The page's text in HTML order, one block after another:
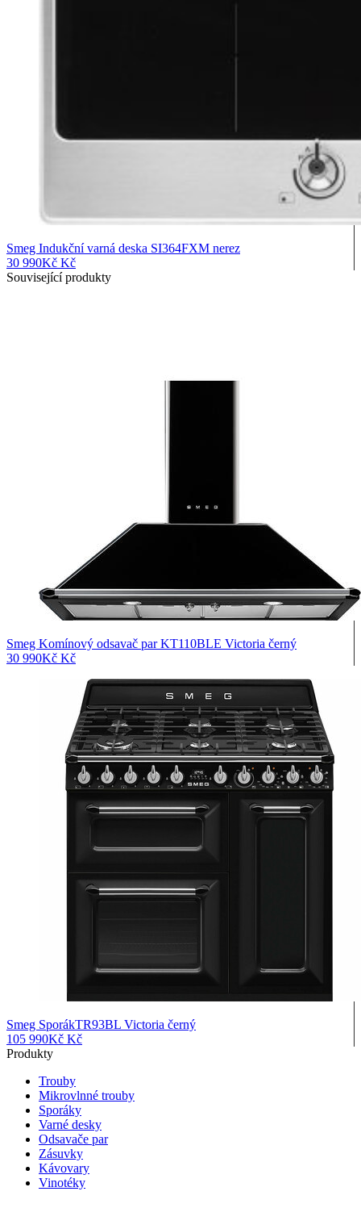
Smeg Indukční varná deska SI364FXM nerez
30 990Kč Kč
Související produkty
Smeg Komínový odsavač par KT110BLE Victoria černý
30 990Kč Kč
Smeg SporákTR93BL Victoria černý
105 990Kč Kč
Produkty
Trouby
Mikrovlnné trouby
Sporáky
Varné desky
Odsavače par
Zásuvky
Kávovary
Vinotéky